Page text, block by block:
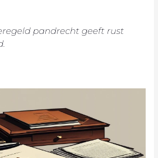
pandrecht geeft rust